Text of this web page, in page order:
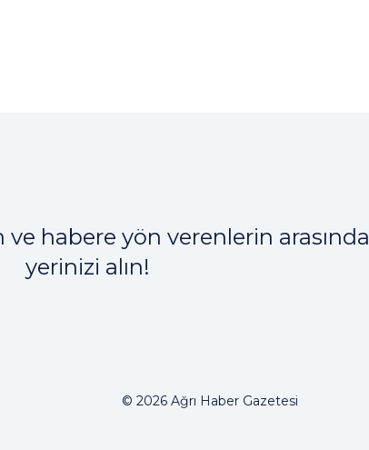
ve habere yön verenlerin arasında
yerinizi alın!
© 2026 Ağrı Haber Gazetesi